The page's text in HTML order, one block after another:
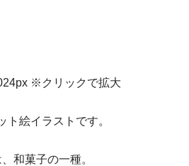
※クリックで拡大
ト絵イラストです。
和菓子の一種。